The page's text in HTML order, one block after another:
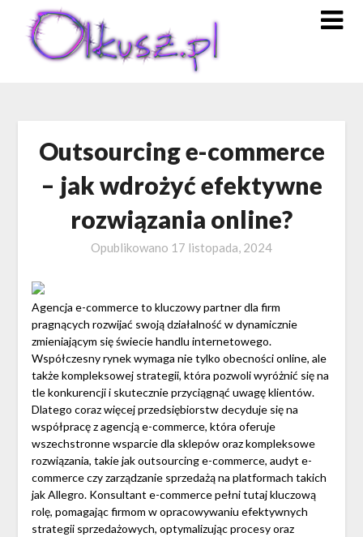
content
Outsourcing e-commerce
– jak wdrożyć efektywne
rozwiązania online?
Opublikowano 17 listopada, 2024
Agencja e-commerce to kluczowy partner dla firm
pragnących rozwijać swoją działalność w dynamicznie
zmieniającym się świecie handlu internetowego.
Współczesny rynek wymaga nie tylko obecności online, ale
także kompleksowej strategii, która pozwoli wyróżnić się na
tle konkurencji i skutecznie przyciągnąć uwagę klientów.
Dlatego coraz więcej przedsiębiorstw decyduje się na
współpracę z agencją e-commerce, która oferuje
wszechstronne wsparcie dla sklepów oraz kompleksowe
rozwiązania, takie jak outsourcing e-commerce, audyt e-
commerce czy zarządzanie sprzedażą na platformach takich
jak Allegro. Konsultant e-commerce pełni tutaj kluczową
rolę, pomagając firmom w opracowywaniu efektywnych
strategii sprzedażowych, optymalizując procesy oraz